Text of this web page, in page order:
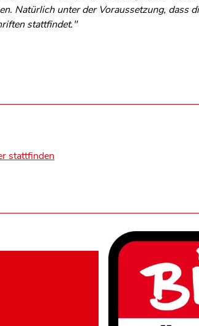
Natürlich unter der Voraussetzung, dass
stattfindet."
stattfinden